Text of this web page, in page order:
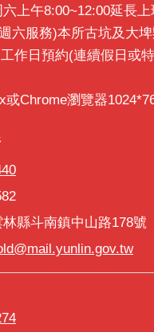
上午8:00~12:00延長
六服務)本所古坑及大
作日預約(連續假日或
或Chrome瀏覽器
縣斗南鎮中山路178號